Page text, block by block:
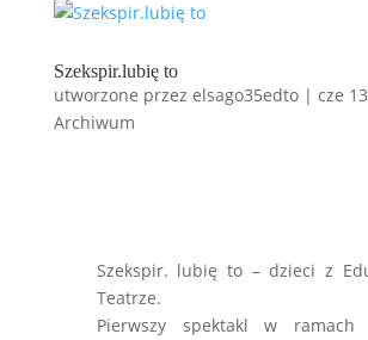
Szekspir.lubię to
utworzone przez elsago35edto| cze
Archiwum
Szekspir. lubię to – dzieci z
Teatrze.
Pierwszy spektakl w ramach